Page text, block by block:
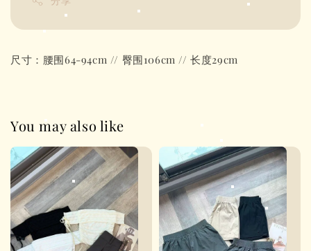
尺寸：腰围64-94cm // 臀围106cm // 长度29cm
You may also like